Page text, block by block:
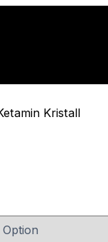
Kristall